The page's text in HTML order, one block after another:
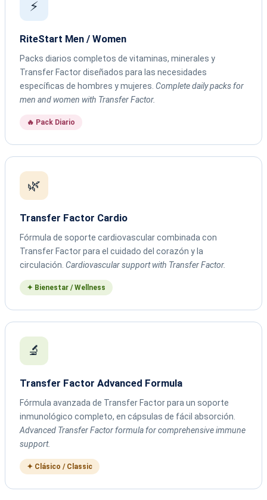
⚡
RiteStart Men / Women
Packs diarios completos de vitaminas, minerales y
Transfer Factor diseñados para las necesidades
específicas de hombres y mujeres. Complete daily packs for
men and women with Transfer Factor.
🔥 Pack Diario
🌿
Transfer Factor Cardio
Fórmula de soporte cardiovascular combinada con
Transfer Factor para el cuidado del corazón y la
circulación. Cardiovascular support with Transfer Factor.
✦ Bienestar / Wellness
🔬
Transfer Factor Advanced Formula
Fórmula avanzada de Transfer Factor para un soporte
inmunológico completo, en cápsulas de fácil absorción.
Advanced Transfer Factor formula for comprehensive immune
support.
✦ Clásico / Classic